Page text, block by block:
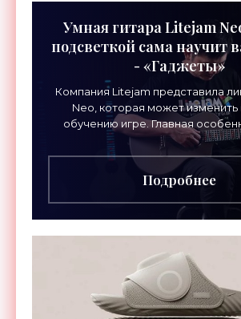
Умная гитара Litejam
подсветкой сама научит
- «Гаджеты»
Компания Litejam представила
Neo, которая может изменить
обучению игре. Главная
инструментов – встроенная
грифа. Светодиоды
Подробнее